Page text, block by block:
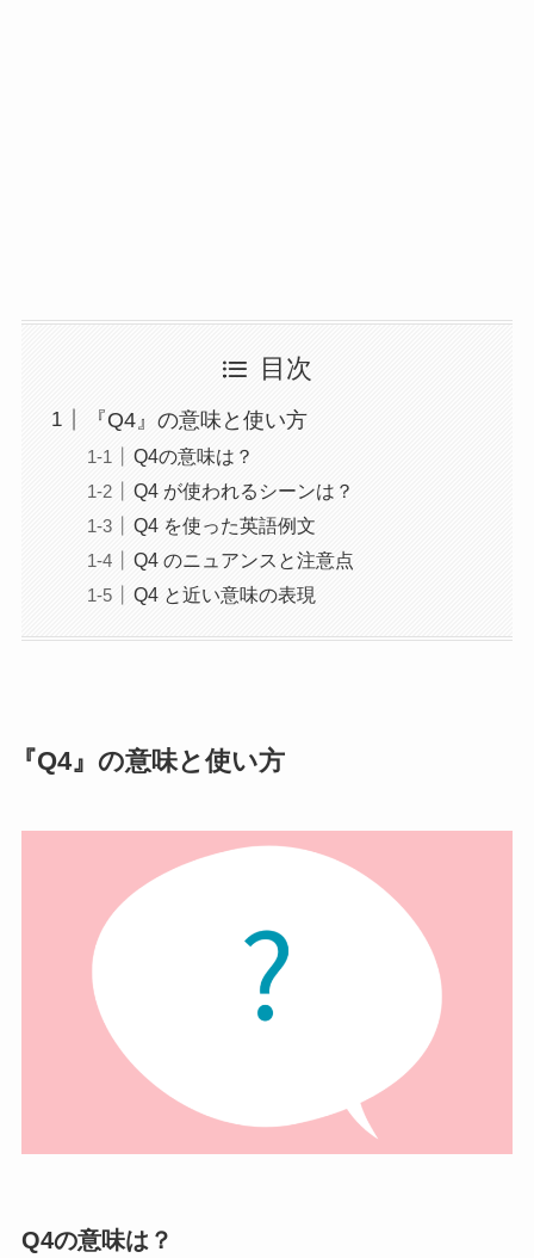
目次
『Q4』の意味と使い方
Q4の意味は？
Q4 が使われるシーンは？
Q4 を使った英語例文
Q4 のニュアンスと注意点
Q4 と近い意味の表現
『Q4』の意味と使い方
Q4の意味は？